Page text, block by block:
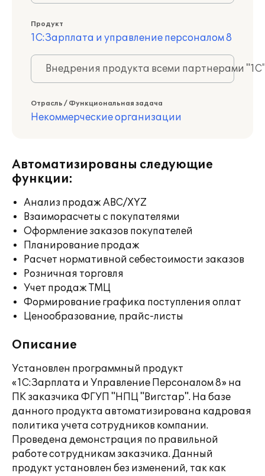
Продукт
1С:Зарплата и управление персоналом 8
Внедрения продукта всеми партнерами
Отрасль / Функциональная задача
Некоммерческие организации
Автоматизированы следующие
функции:
Анализ продаж ABC/XYZ
Взаиморасчеты с покупателями
Оформление заказов покупателей
Планирование продаж
Расчет нормативной себестоимости заказов
Розничная торговля
Учет продаж ТМЦ
Формирование графика поступления оплат
Ценообразование, прайс-листы
Описание
Установлен программный продукт
«1С:Зарплата и Управление Персоналом 8» на
ПК заказчика ФГУП "НПЦ "Вигстар". На базе
данного продукта автоматизирована кадровая
политика учета сотрудников компании.
Проведена демонстрация по правильной
работе сотрудникам заказчика. Данный
продукт установлен без изменений, так как